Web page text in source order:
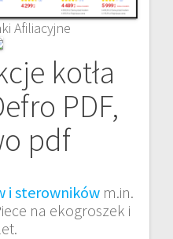
Afiliacyjne
kotła
PDF,
pdf
i sterownikówm.in.
na ekogroszek i